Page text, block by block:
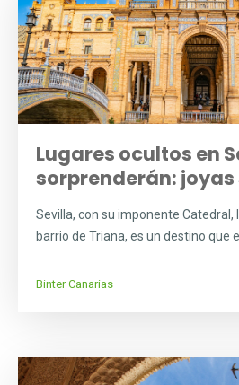
Lugares ocultos en
sorprenderán: joyas
Sevilla, con su imponente Catedral,
barrio de Triana, es un destino que
Binter Canarias